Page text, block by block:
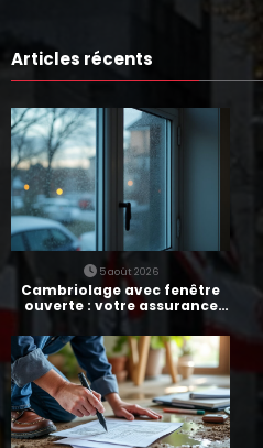
Articles récents
5 août 2026
Cambriolage avec fenêtre
ouverte : votre assurance
paie-t-elle ?